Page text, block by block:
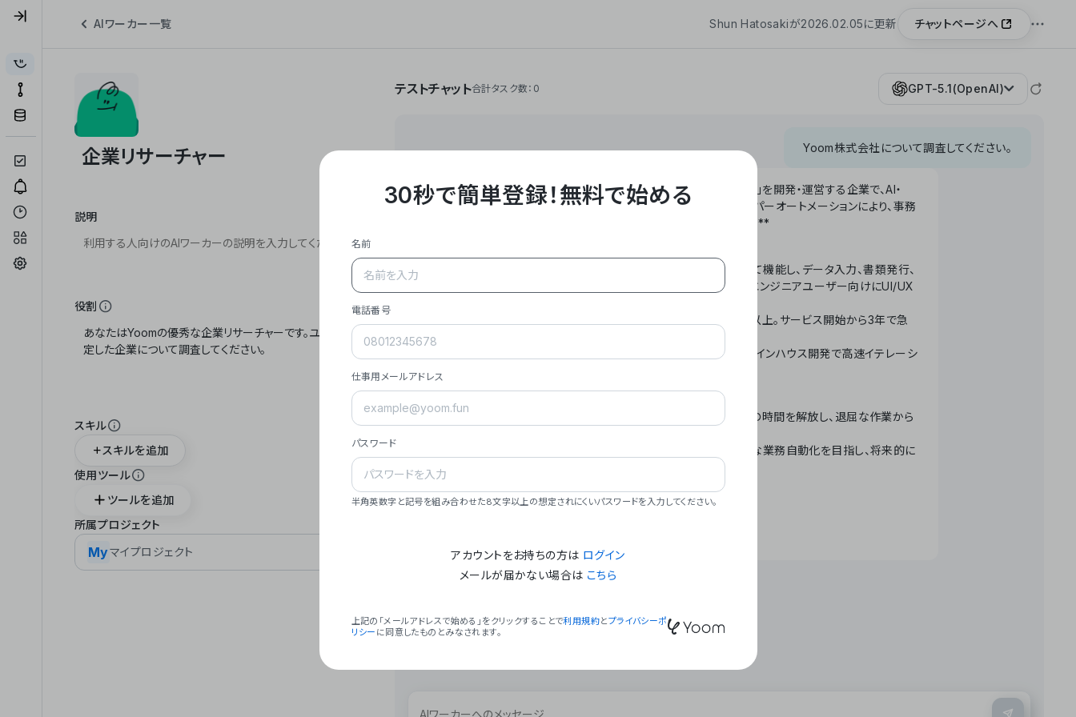
AIワーカー一覧 Shun Hatosakiが2026.02.05に更新 チャットページへ
説明
役割
スキル
スキルを追加
使用ツール
ツールを追加
所属プロジェクト
Myマイプロジェクト
テストチャット合計タスク数：0 GPT-5.1(OpenAI)
Yoom株式会社について調査してください。
**Yoom株式会社は、ビジネスオートメーションSaaS「Yoom」を開発・運営する企業で、AI・
API・RPA・OCRなどの技術をノーコードで組み合わせたハイパーオートメーションにより、事務
作業やデスクワークを自動化するサービスを提供しています。**
- **主力プロダクト「Yoom」**: SaaS連携データベースとして機能し、データ入力、書類発行、
メール対応、請求書処理、日報作成などの業務を自動化。非エンジニアユーザー向けにUI/UX
- **実績**: 国内利用社数20,000社超、直近成長率300%以上。サービス開始から3年で急
- **強み**: すべての自動化技術を1プラットフォームで完結。インハウス開発で高速イテレーシ
- **ミッション**: 「We Make Time」 – テクノロジーで人々の時間を解放し、退屈な作業から
- **ビジョン**: 「Global Business Automation」 – 世界的な業務自動化を目指し、将来的に
### 会社概要
30秒で簡単登録！無料で始める
名前
電話番号
仕事用メールアドレス
パスワード
半角英数字と記号を組み合わせた8文字以上の想定されにくいパスワードを入力してください。
アカウントをお持ちの方は ログイン
メールが届かない場合は こちら
上記の「メールアドレスで始める」をクリックすることで利用規約とプライバシーポ
リシー に同意したものとみなされます。